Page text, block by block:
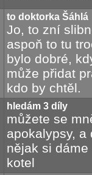
to doktorka Šáhlá
Jo, to zní
aspoň to tu
bylo dobré,
může přidat
kdo by chtěl.
hledám 3 díly
můžete se
apokalypsy,
nějak si
kotel